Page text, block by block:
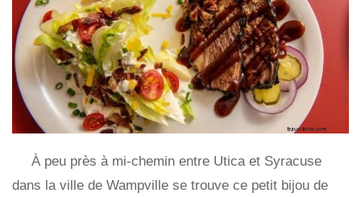
À peu près à mi-chemin entre Utica et Syracuse
dans la ville de Wampville se trouve ce petit bijou de